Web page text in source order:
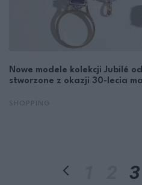
Nowe modele kolekcji Jubilé
stworzone z okazji 30-lecia
3